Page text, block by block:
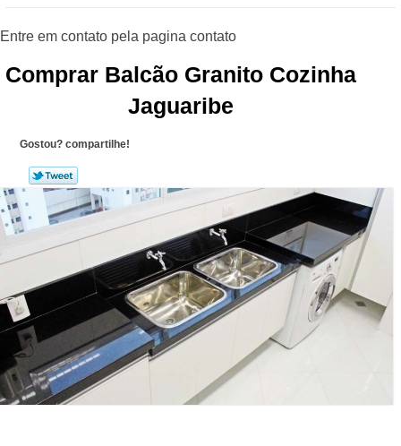
Comprar Balcão Granito Cozinha
Jaguaribe
Gostou? compartilhe!